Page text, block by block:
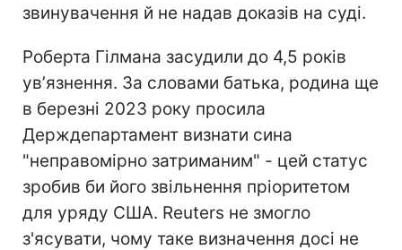
звинувачення й не надав доказів на суді.
Роберта Гілмана засудили до 4,5 років
увʼязнення. За словами батька, родина ще
в березні 2023 року просила
Держдепартамент визнати сина
"неправомірно затриманим" - цей статус
зробив би його звільнення пріоритетом
для уряду США. Reuters не змогло
з'ясувати, чому таке визначення досі не